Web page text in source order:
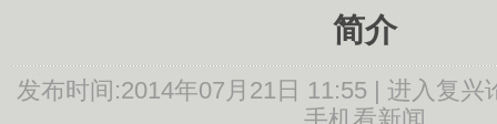
简介
发布时间:2014年07月21日 11:55 | 进入复兴